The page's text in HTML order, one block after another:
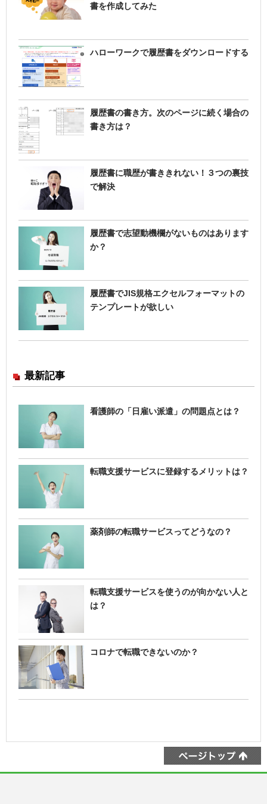
書を作成してみた
ハローワークで履歴書をダウンロードする
履歴書の書き方。次のページに続く場合の
書き方は？
履歴書に職歴が書ききれない！３つの裏技
で解決
履歴書で志望動機欄がないものはあります
か？
履歴書でJIS規格エクセルフォーマットの
テンプレートが欲しい
最新記事
看護師の「日雇い派遣」の問題点とは？
転職支援サービスに登録するメリットは？
薬剤師の転職サービスってどうなの？
転職支援サービスを使うのが向かない人と
は？
コロナで転職できないのか？